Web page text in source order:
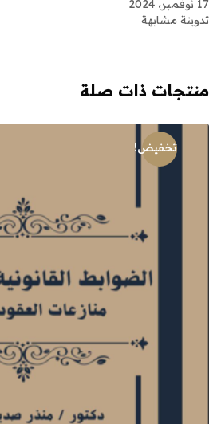
17 نوفمبر، 2024
تدوينة مشابهة
منتجات ذات صلة
تخفيض!